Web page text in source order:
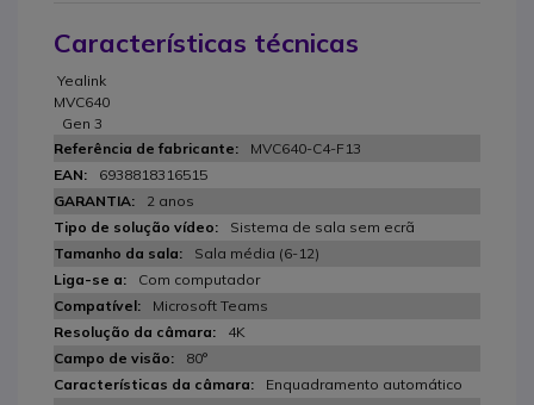
Características técnicas
Yealink
MVC640
Gen 3
MVC640-C4-F13
6938818316515
2 anos
Sistema de sala sem ecrã
Sala média (6-12)
Com computador
Microsoft Teams
4K
80°
Enquadramento automático